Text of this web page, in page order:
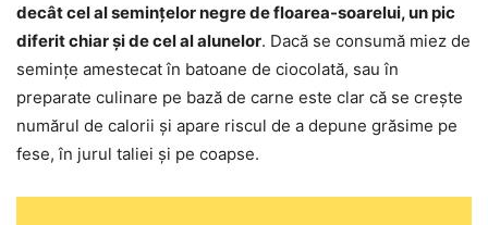
decât cel al semințelor negre de floarea-soarelui, un pic
diferit chiar și de cel al alunelor. Dacă se consumă miez de
semințe amestecat în batoane de ciocolată, sau în
preparate culinare pe bază de carne este clar că se crește
numărul de calorii și apare riscul de a depune grăsime pe
fese, în jurul taliei și pe coapse.